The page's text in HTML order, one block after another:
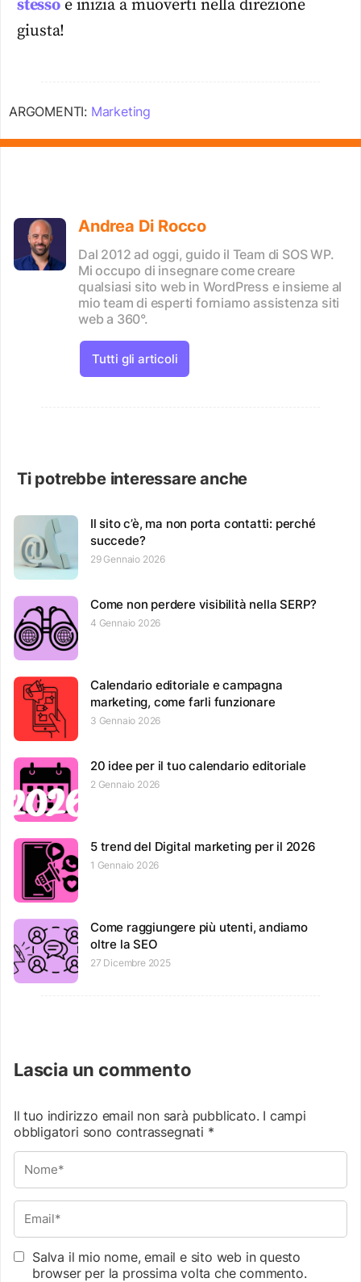
stessoe inizia a muoverti nella direzione
giusta!
ARGOMENTI: Marketing
Andrea Di Rocco
Dal 2012 ad oggi, guido il Team di SOS WP.
Mi occupo di insegnare come creare
qualsiasi sito web in WordPress e insieme al
mio team di esperti forniamo assistenza siti
web a 360°.
Tutti gli articoli
Ti potrebbe interessare anche
Il sito c’è, ma non porta contatti: perché
succede?
29 Gennaio 2026
Come non perdere visibilità nella SERP?
4 Gennaio 2026
Calendario editoriale e campagna
marketing, come farli funzionare
3 Gennaio 2026
20 idee per il tuo calendario editoriale
2 Gennaio 2026
5 trend del Digital marketing per il 2026
1 Gennaio 2026
Come raggiungere più utenti, andiamo
oltre la SEO
27 Dicembre 2025
Lascia un commento
Il tuo indirizzo email non sarà pubblicato. I campi
obbligatori sono contrassegnati *
Salva il mio nome, email e sito web in questo
browser per la prossima volta che commento.